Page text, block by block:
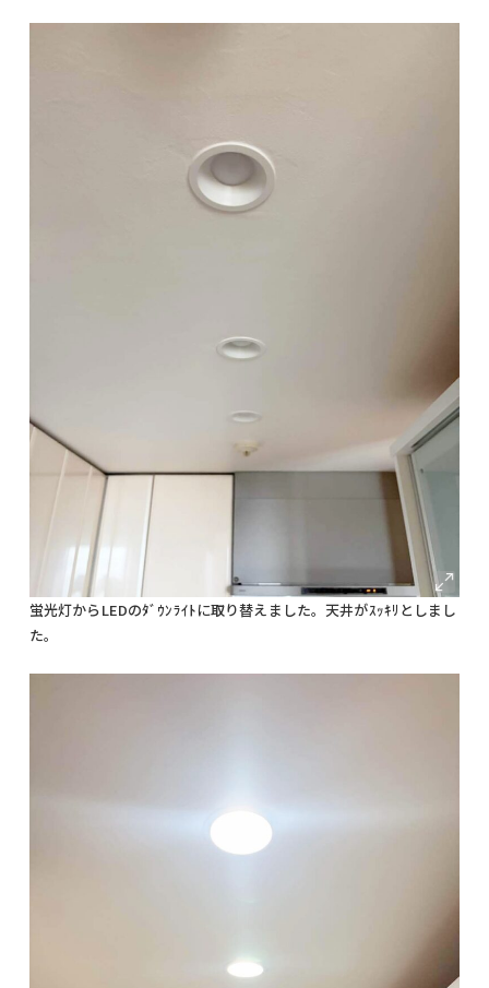
蛍光灯からLEDのﾀﾞｳﾝﾗｲﾄに取り替えました。天井がｽｯｷﾘとしまし
た。